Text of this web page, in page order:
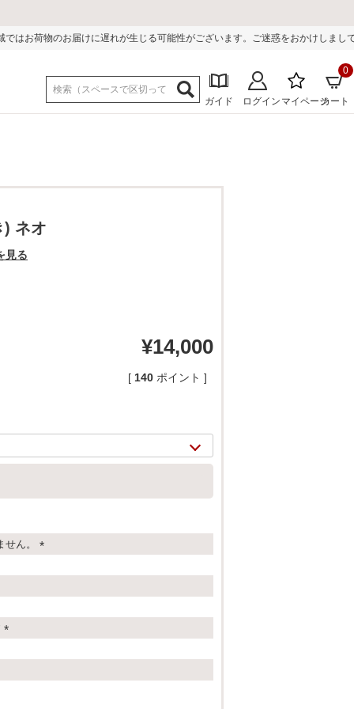
が生じる可能性がございます。ご迷惑をおかけしまして誠に申し訳ございませ
ガイド ログイン マイページカート
0
2/10
) ネオ
見る
¥14,000
[ 140 ポイント ]
せん。
必
必